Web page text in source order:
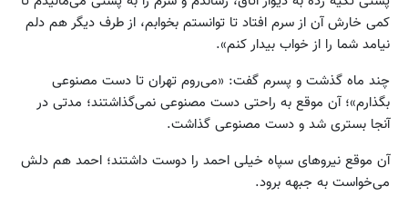
کمی خارش آن از سرم افتاد تا توانستم بخوابم، از طرف دیگر هم دلم
نیامد شما را از خواب بیدار کنم».
چند ماه گذشت و پسرم گفت: «می‌روم تهران تا دست مصنوعی
بگذارم»؛ آن موقع به راحتی دست مصنوعی نمی‌گذاشتند؛ مدتی در
آنجا بستری شد و دست مصنوعی گذاشت.
آن موقع نیروهای سپاه خیلی احمد را دوست داشتند؛ احمد هم دلش
می‌خواست به جبهه برود.